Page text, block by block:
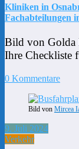
Kliniken in
Fachabteilungen
Bild von Golda
Ihre Checkliste
0 Kommentare
Bild von Mircea
9. Juli 2024
Verkehr